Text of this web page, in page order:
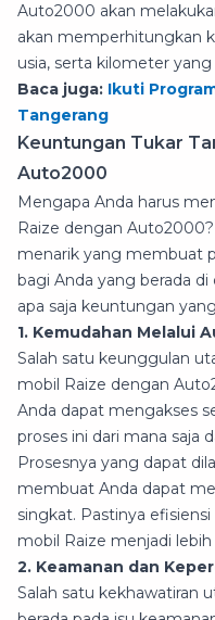
Auto2000 akan
akan memperhitungkan
usia, serta kilometer
Baca juga: Ikuti
Tangerang
Keuntungan Tukar
Auto2000
Mengapa Anda harus
Raize dengan
menarik yang membuat
bagi Anda yang berada di
apa saja keuntungan
1. Kemudahan Melalui
Salah satu keunggulan
mobil Raize dengan
Anda dapat mengakses
proses ini dari mana saja
Prosesnya yang dapat
membuat Anda dapat
singkat. Pastinya
mobil Raize menjadi
2. Keamanan dan
Salah satu kekhawatiran